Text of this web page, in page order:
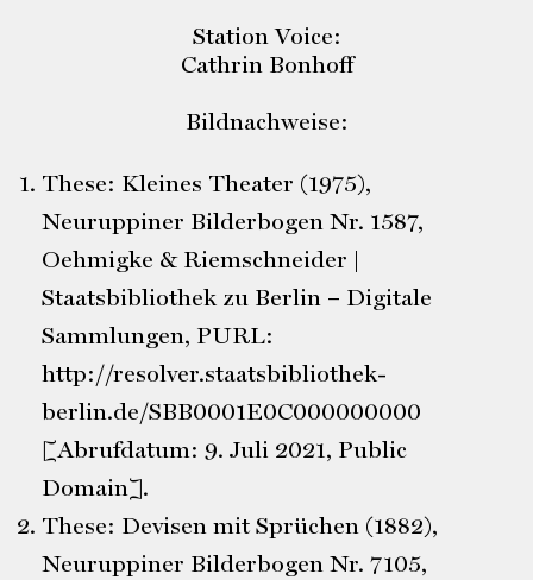
Station Voice:
Cathrin Bonhoff
Bildnachweise:
These: Kleines Theater (1975),
Neuruppiner Bilderbogen Nr. 1587,
Oehmigke & Riemschneider |
Staatsbibliothek zu Berlin – Digitale
Sammlungen, PURL:
http://resolver.staatsbibliothek-
berlin.de/SBB0001E0C000000000
[Abrufdatum: 9. Juli 2021, Public
Domain].
These: Devisen mit Sprüchen (1882),
Neuruppiner Bilderbogen Nr. 7105,